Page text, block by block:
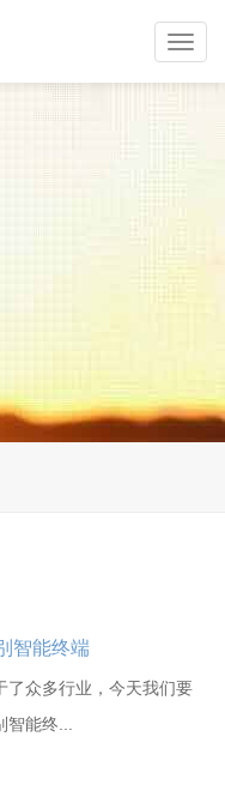
智能终端
了众多行业，今天我们要
能终...